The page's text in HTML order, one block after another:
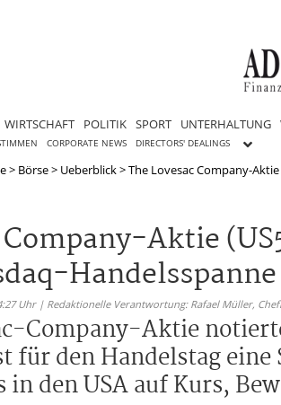
WIRTSCHAFT POLITIK SPORT UNTERHALTUNG
CORPORATE NEWS DIRECTORS' DEALINGS
> Börse> Ueberblick>The Lovesac Company-Aktie
Aktie
Handelsspanne
Uhr | Redaktionelle Verantwortung: Rafael Müller,
Company-Aktie
für den Handelstag
den USA auf Kurs,